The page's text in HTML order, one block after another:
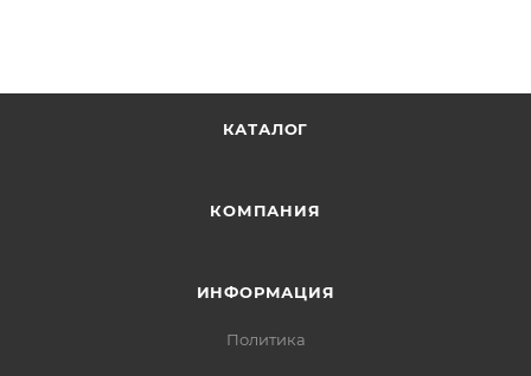
КАТАЛОГ
КОМПАНИЯ
ИНФОРМАЦИЯ
Политика